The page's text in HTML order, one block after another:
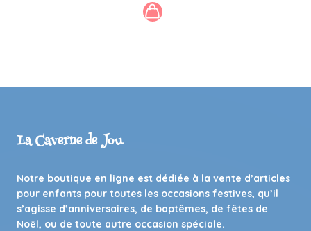
La Caverne de Jou
Notre boutique en ligne est dédiée à la vente d’articles
pour enfants pour toutes les occasions festives, qu’il
s’agisse d’anniversaires, de baptêmes, de fêtes de
Noël, ou de toute autre occasion spéciale.